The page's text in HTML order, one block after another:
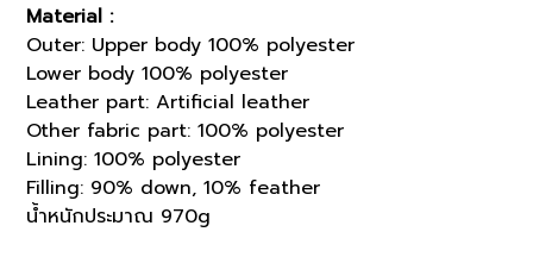
Material :
Outer: Upper body 100% polyester
Lower body 100% polyester
Leather part: Artificial leather
Other fabric part: 100% polyester
Lining: 100% polyester
Filling: 90% down, 10% feather
น้ำหนักประมาณ 970g